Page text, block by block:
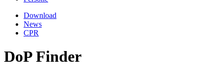
Download
News
CPR
DoP Finder